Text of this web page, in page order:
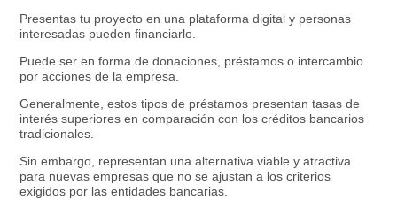
Presentas tu proyecto en una plataforma digital y personas
interesadas pueden financiarlo.
Puede ser en forma de donaciones, préstamos o intercambio
por acciones de la empresa.
Generalmente, estos tipos de préstamos presentan tasas de
interés superiores en comparación con los créditos bancarios
tradicionales.
Sin embargo, representan una alternativa viable y atractiva
para nuevas empresas que no se ajustan a los criterios
exigidos por las entidades bancarias.